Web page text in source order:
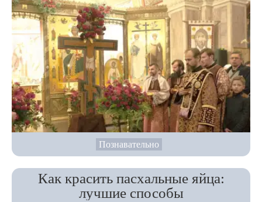
Познавательно
Как красить пасхальные яйца:
лучшие способы